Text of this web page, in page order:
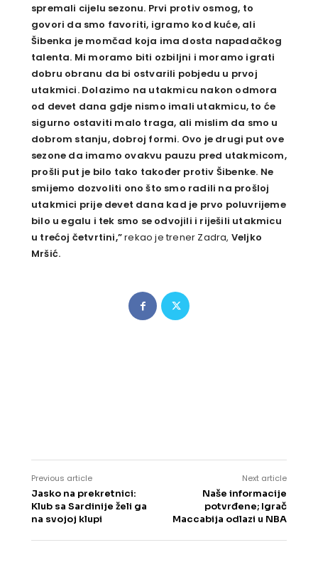
spremali cijelu sezonu. Prvi protiv osmog, to
govori da smo favoriti, igramo kod kuće, ali
Šibenka je momčad koja ima dosta napadačkog
talenta. Mi moramo biti ozbiljni i moramo igrati
dobru obranu da bi ostvarili pobjedu u prvoj
utakmici. Dolazimo na utakmicu nakon odmora
od devet dana gdje nismo imali utakmicu, to će
sigurno ostaviti malo traga, ali mislim da smo u
dobrom stanju, dobroj formi. Ovo je drugi put ove
sezone da imamo ovakvu pauzu pred utakmicom,
prošli put je bilo tako također protiv Šibenke. Ne
smijemo dozvoliti ono što smo radili na prošloj
utakmici prije devet dana kad je prvo poluvrijeme
bilo u egalu i tek smo se odvojili i riješili utakmicu
u trećoj četvrtini,”rekao je trener Zadra, Veljko
Mršić.
Previous article
Jasko na prekretnici:
Klub sa Sardinije želi ga
na svojoj klupi
Next article
Naše informacije
potvrđene; Igrač
Maccabija odlazi u NBA